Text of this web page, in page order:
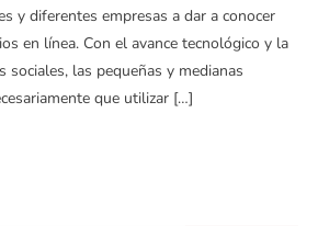
y diferentes empresas a dar a conocer
en línea. Con el avance tecnológico y la
sociales, las pequeñas y medianas
que utilizar […]